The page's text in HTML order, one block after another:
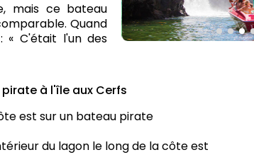
mais ce bateau
Quand
« C'était l'un des
à l'île aux Cerfs
est sur un bateau pirate
du lagon le long de la côte est